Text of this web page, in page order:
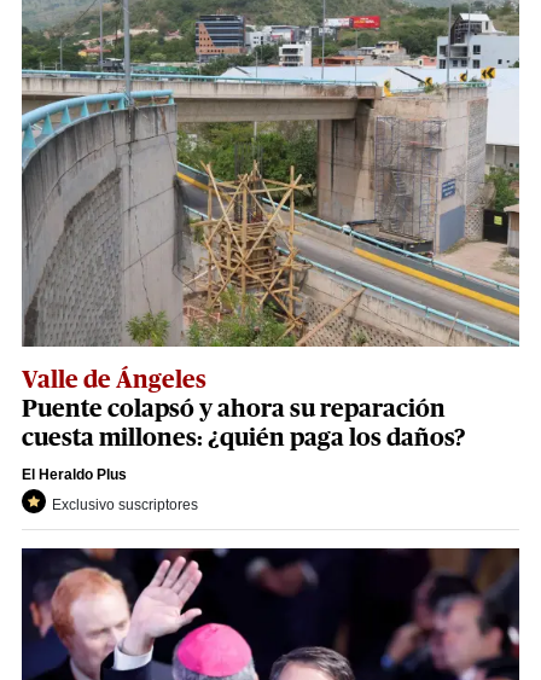
Valle de Ángeles
Puente colapsó y ahora su reparación
cuesta millones: ¿quién paga los daños?
El Heraldo Plus
Exclusivo suscriptores